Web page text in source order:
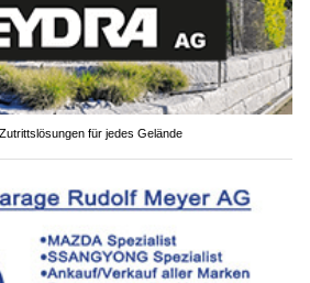
für jedes Gelände